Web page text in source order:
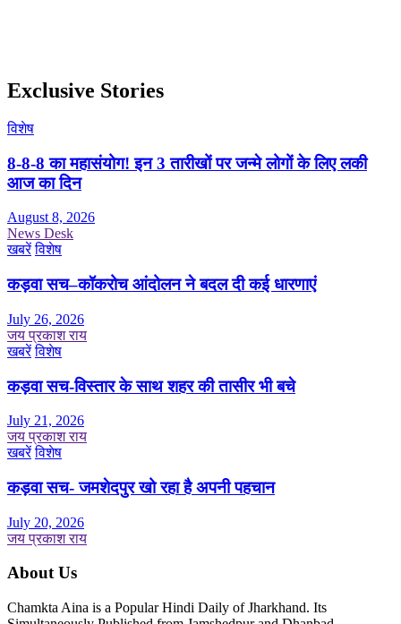
Exclusive Stories
विशेष
8-8-8 का महासंयोग! इन 3 तारीखों पर जन्मे लोगों के लिए लकी
आज का दिन
August 8, 2026
News Desk
खबरें विशेष
कड़वा सच–कॉकरोच आंदोलन ने बदल दी कई धारणाएं
July 26, 2026
जय प्रकाश राय
खबरें विशेष
कड़वा सच-विस्तार के साथ शहर की तासीर भी बचे
July 21, 2026
जय प्रकाश राय
खबरें विशेष
कड़वा सच- जमशेदपुर खो रहा है अपनी पहचान
July 20, 2026
जय प्रकाश राय
About Us
Chamkta Aina is a Popular Hindi Daily of Jharkhand. Its